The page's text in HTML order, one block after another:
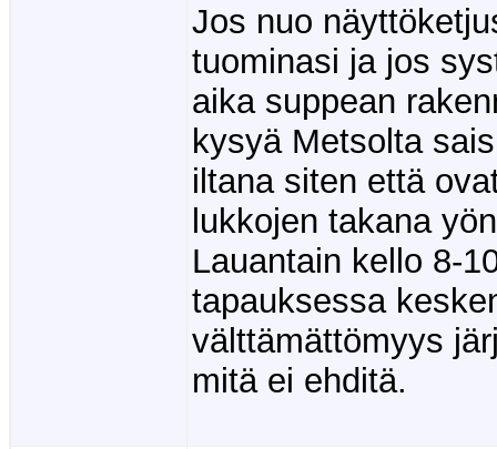
Jos nuo
tuominasi ja jos
aika suppean
kysyä Metsolta
iltana siten että
lukkojen takana
Lauantain kello 8-
tapauksessa
välttämättömyys
mitä ei ehditä.